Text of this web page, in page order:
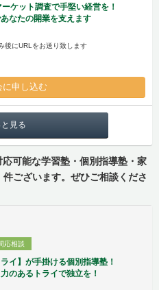
ケット調査で手堅い経営を！
なたの開業を支えます
後にURLをお送り致します
に申し込む
と見る
可能な学習塾・個別指導塾・家
件ございます。ぜひご相談くださ
応相談
ライ】が手掛ける個別指導塾！
のあるトライで独立を！